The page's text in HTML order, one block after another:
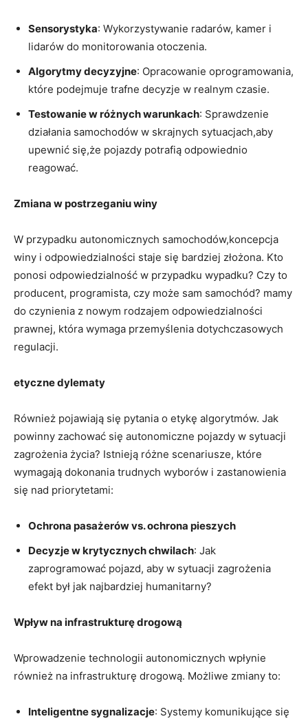
Sensorystyka: Wykorzystywanie radarów, kamer i
lidarów do monitorowania otoczenia.
Algorytmy decyzyjne: Opracowanie oprogramowania,
które podejmuje trafne decyzje w realnym czasie.
Testowanie w różnych warunkach: Sprawdzenie
działania samochodów w skrajnych sytuacjach,aby
upewnić się,że pojazdy potrafią odpowiednio
reagować.
Zmiana w postrzeganiu winy
W przypadku autonomicznych samochodów,koncepcja
winy i odpowiedzialności staje się bardziej złożona. Kto
ponosi odpowiedzialność w przypadku wypadku? Czy to
producent, programista, czy może sam samochód? mamy
do czynienia z nowym rodzajem odpowiedzialności
prawnej, która wymaga przemyślenia dotychczasowych
regulacji.
etyczne dylematy
Również pojawiają się pytania o etykę algorytmów. Jak
powinny zachować się autonomiczne pojazdy w sytuacji
zagrożenia życia? Istnieją różne scenariusze, które
wymagają dokonania trudnych wyborów i zastanowienia
się nad priorytetami:
Ochrona pasażerów vs. ochrona pieszych
Decyzje w krytycznych chwilach: Jak
zaprogramować pojazd, aby w sytuacji zagrożenia
efekt był jak najbardziej humanitarny?
Wpływ na infrastrukturę drogową
Wprowadzenie technologii autonomicznych wpłynie
również na infrastrukturę drogową. Możliwe zmiany to:
Inteligentne sygnalizacje: Systemy komunikujące się